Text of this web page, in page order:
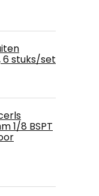
6 stuks/set
1/8 BSPT